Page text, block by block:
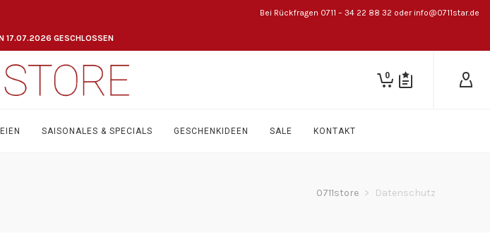
Bei Rückfragen 0711 – 34 22 88 32 oder info@0711star.de
17.07.2026 GESCHLOSSEN
0
SAISONALES & SPECIALS GESCHENKIDEEN SALE KONTAKT
0711store > Datenschutz